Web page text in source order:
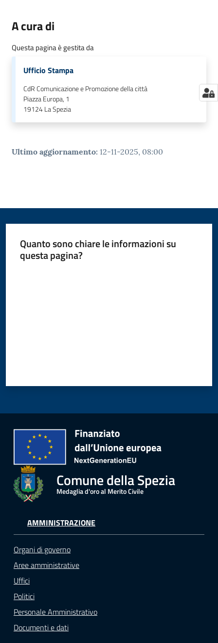
A cura di
Questa pagina è gestita da
Ufficio Stampa
CdR Comunicazione e Promozione della città
Piazza Europa, 1
19124La Spezia
Ultimo aggiornamento: 12-11-2025, 08:00
Quanto sono chiare le informazioni su
questa pagina?
Comune della Spezia
Medaglia d'oro al Merito Civile
AMMINISTRAZIONE
Organi di governo
Aree amministrative
Uffici
Politici
Personale Amministrativo
Documenti e dati